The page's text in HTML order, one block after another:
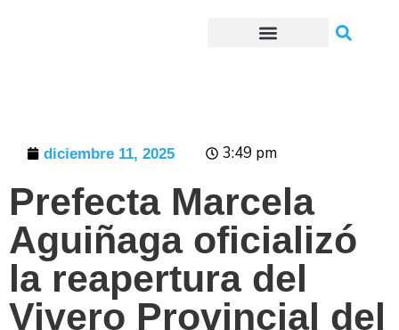
diciembre 11, 2025 3:49 pm
Prefecta Marcela
Aguiñaga oficializó
la reapertura del
Vivero Provincial del